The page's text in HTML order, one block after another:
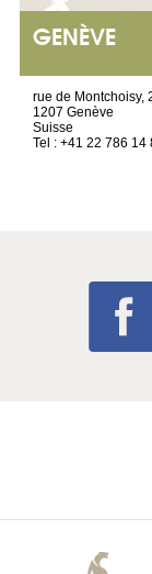
GENÈVE
rue de Montchoisy,
1207 Genève
Suisse
Tel : +41 22 786 14